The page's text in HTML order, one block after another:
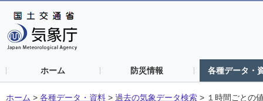
ホーム 防災情報 各種データ・
ホーム > 各種データ・資料 > 過去の気象データ検索 > １時間ごとの